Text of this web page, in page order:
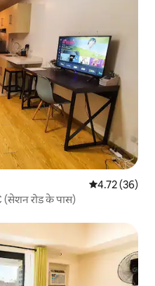
औसत रेटिंग 5 में
4.72 (36)
रोड के पास)